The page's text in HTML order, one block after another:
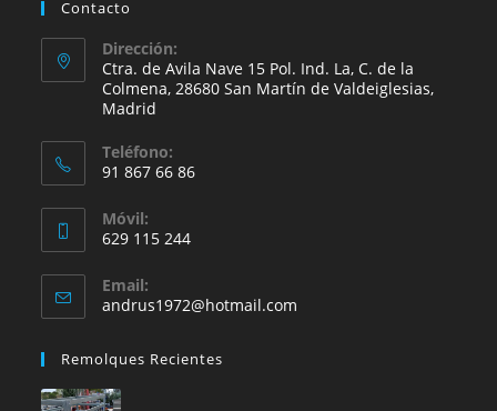
Contacto
Dirección:
Ctra. de Avila Nave 15 Pol. Ind. La, C. de la
Colmena, 28680 San Martín de Valdeiglesias,
Madrid
Teléfono:
91 867 66 86
abre
en
tu
aplicación
Móvil:
629 115 244
abre
en
aplicación
Email:
andrus1972@hotmail.com
Remolques Recientes